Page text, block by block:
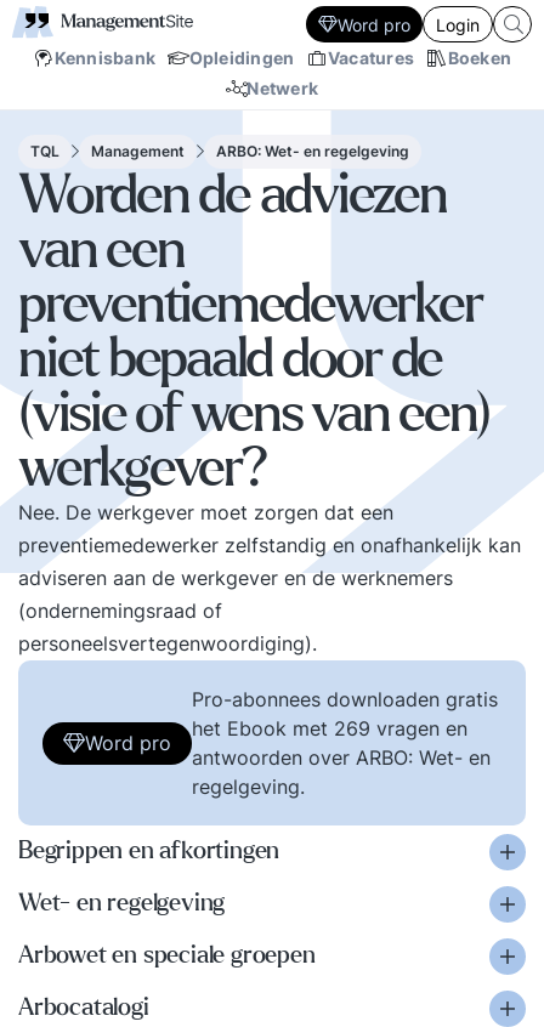
Kennisbank Opleidingen Vacatures
Boeken
Netwerk
Word pro Login
TQL Management ARBO: Wet- en regelgeving
Worden de adviezen
van een
preventiemedewerker
niet bepaald door de
(visie of wens van een)
werkgever?
Nee. De werkgever moet zorgen dat een
preventiemedewerker zelfstandig en onafhankelijk kan
adviseren aan de werkgever en de werknemers
(ondernemingsraad of
personeelsvertegenwoordiging).
Word pro
Pro-abonnees downloaden gratis
het Ebook met 269 vragen en
antwoorden over ARBO: Wet- en
regelgeving.
Begrippen en afkortingen
Wet- en regelgeving
Arbowet en speciale groepen
Arbocatalogi